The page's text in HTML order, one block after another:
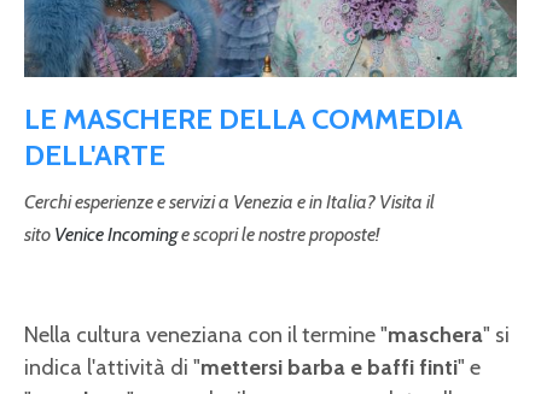
LE MASCHERE DELLA COMMEDIA
DELL'ARTE
Cerchi esperienze e servizi a Venezia e in Italia? Visita il
sito Venice Incominge scopri le nostre proposte!
Nella cultura veneziana con il termine "maschera" si
indica l'attività di "mettersi barba e baffi finti" e